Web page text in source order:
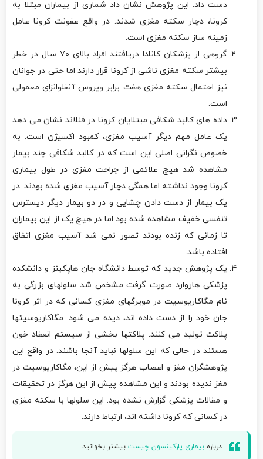
دست داد. این پژوهش نشان داد شماری از بیماران مبتلا به
کرونا، دچار سکته مغزی شدند. در واقع عفونت کرونا عامل
زمینه ساز سکته مغزی است.
گروهی از پزشکان کانادا دریافتند افراد بالای ۷۰ سال در خطر
بیشتر سکته مغزی ناشی از کرونا قرار دارند اما حتی در جوانان
نیز احتمال سکته مغزی هفت برابر ویروس آنفلوانزای معمولی
است.
داده های کالبد شکافی مبتلایان کرونا در فنلاند نشان می دهد
یک عامل مهم دیگر آسیب مغزی، کمبود اکسیژن است. به
خصوص نگرانی اصلی این است که در کالبد شکافی چند بیمار
مشاهده شد هیچ علائمی از جراحت مغزی در طول بیماری
کرونا وجود نداشته اما همگی دچار آسیب مغزی شده بودند. در
یک بیمار از دست دادن چشایی و در دو بیمار دیگر دیسترس
تنفسی خفیف مشاهده شده بود اما در هیچ یک از این بیماران
تا زمانی که زنده بودند تصور نمی شد آسیب مغزی اتفاق
افتاده باشد.
یک پژوهش جدید که توسط دانشگاه جان هاپکینز و دانشکده
پزشکی هاروارد صورت گرفت مشخص شد سلولهای بزرگی به
نام مگاکاریوسیت در مویرگهای مغزی کسانی که در اثر کرونا
جان خود را از دست داده اند، دیده می شود. مگاکاریوسیتها
پلاکت تولید می کنند. پلاکتها بخشی از سیستم انعقاد خون
هستند در حالی که این سلولها نباید آنجا باشند. در واقع این
پژوهشگران مغز و اعصاب هرگز پیش از این، مگاکاریوسیت در
مغز ندیده بودند و این مشاهده پیش از این هرگز در تحقیقات
و مقالات پزشکی گزارش نشده بود. این سلولها با سکته مغزی
در کسانی که کرونا داشته اند، ارتباط دارند.
درباره بیماری پارکینسون چیست بیشتر بخوانید